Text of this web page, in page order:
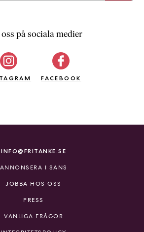
på sociala medier
FACEBOOK
INFO@FRITANKE.SE
ANNONSERA I SANS
JOBBA HOS OSS
PRESS
VANLIGA FRÅGOR